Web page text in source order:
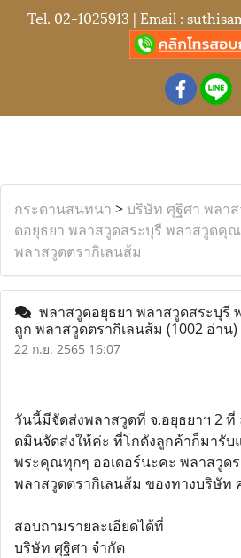
Tel. 02-1025913 | Email :
กระดานสนทนา >บริษัท ศุฐิศา พลา
ดอยุธยา พลาสวูดสระบุรี พลาสวูดคุ
พลาสวูดตรากิเลนส้ม
พลาสวูดอยุธยา พลาสวูดสระบุ
ถูก พลาสวูดตรากิเลนส้ม (1002 อ่าน)
22 ก.ย. 2565 16:07
วันนี้มีจัดส่งพลาสวูดที่ จ.อยุธยาฯ 2 ที่
ดมินจัดส่งให้ค่ะ ที่โกดังลูกค้าก็มารับ
พระคุณทุกๆ ออเดอร์นะคะ พลาสวูด
พลาสวูดตรากิเลนส้ม ของทางบริษัท
สอบถามรายละเอียดได้ที่
บริษัท ศุฐิศา จำกัด